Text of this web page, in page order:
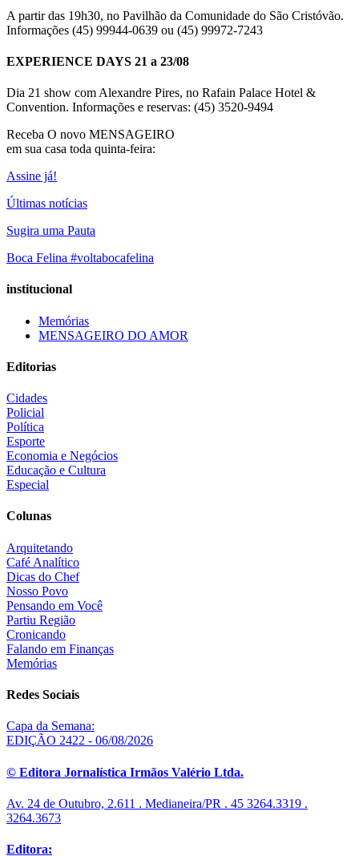
A partir das 19h30, no Pavilhão da Comunidade do São Cristóvão.
Informações (45) 99944-0639 ou (45) 99972-7243
EXPERIENCE DAYS 21 a 23/08
Dia 21 show com Alexandre Pires, no Rafain Palace Hotel &
Convention. Informações e reservas: (45) 3520-9494
Receba O novo MENSAGEIRO
em sua casa toda quinta-feira:
Assine já!
Últimas notícias
Sugira uma Pauta
Boca Felina #voltabocafelina
institucional
Memórias
MENSAGEIRO DO AMOR
Editorias
Cidades
Policial
Política
Esporte
Economia e Negócios
Educação e Cultura
Especial
Colunas
Arquitetando
Café Analítico
Dicas do Chef
Nosso Povo
Pensando em Você
Partiu Região
Cronicando
Falando em Finanças
Memórias
Redes Sociais
Capa da Semana:
EDIÇÃO 2422 - 06/08/2026
© Editora Jornalística Irmãos Valério Ltda.
Av. 24 de Outubro, 2.611 . Medianeira/PR . 45 3264.3319 .
3264.3673
Editora: